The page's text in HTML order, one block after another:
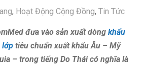
, Hoạt Động Cộng Đồng,Tin Tức
đưa vào sản xuất dòngkhẩu
lớp tiêu chuẩn xuất khẩu Âu – Mỹ
– trong tiếng Do Thái có nghĩa là